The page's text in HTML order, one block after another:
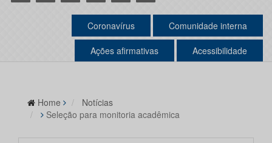
Coronavírus Comunidade interna
Ações afirmativas Acessibilidade
Home
Notícias
Seleção para monitoria acadêmica